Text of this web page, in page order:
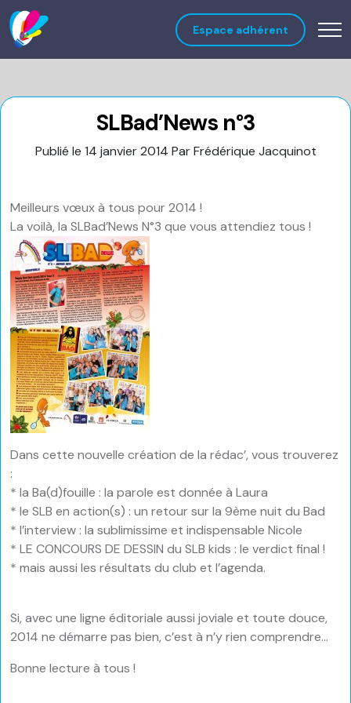
Espace adhérent
SLBad’News n°3
Publié le 14 janvier 2014 Par Frédérique Jacquinot
Meilleurs vœux à tous pour 2014 !
La voilà, la SLBad’News N°3 que vous attendiez tous !
Dans cette nouvelle création de la rédac’, vous trouverez
:
* la Ba(d)fouille : la parole est donnée à Laura
* le SLB en action(s) : un retour sur la 9ème nuit du Bad
* l’interview : la sublimissime et indispensable Nicole
* LE CONCOURS DE DESSIN du SLB kids : le verdict final !
* mais aussi les résultats du club et l’agenda.
Si, avec une ligne éditoriale aussi joviale et toute douce,
2014 ne démarre pas bien, c’est à n’y rien comprendre…
Bonne lecture à tous !